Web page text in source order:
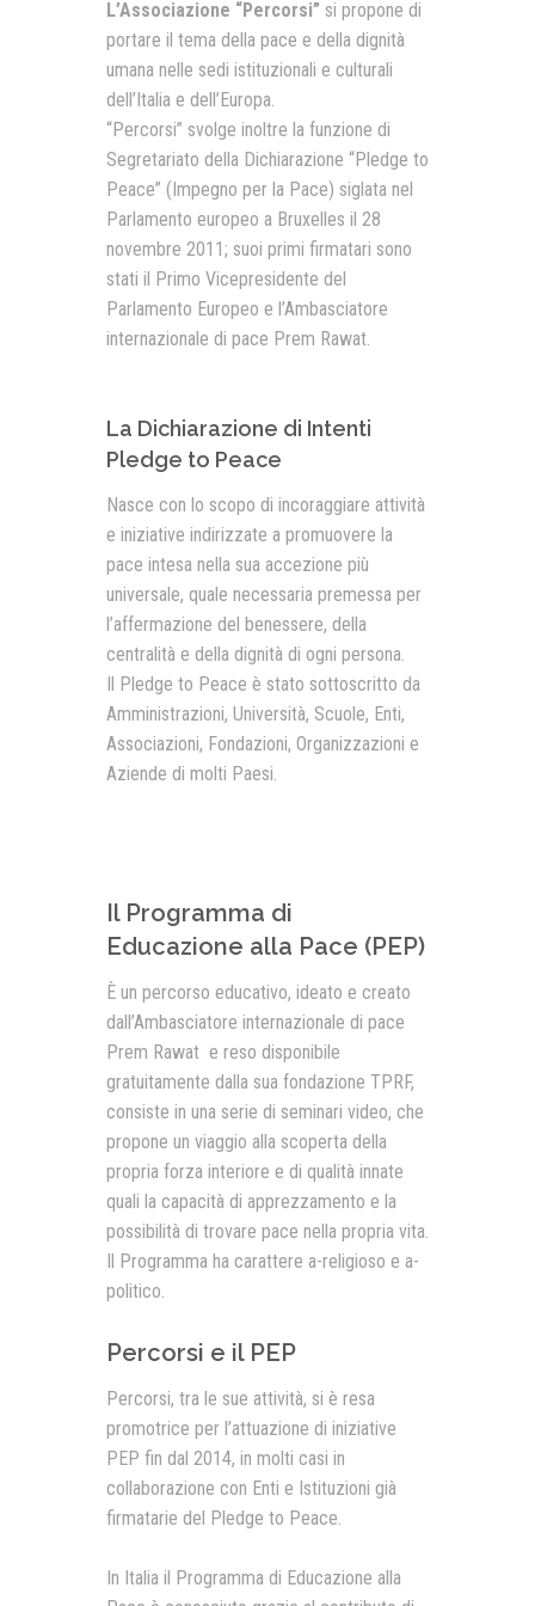
Presentazione video
Giornata Internazionale ONU
della Pace
PROGRAMMA DI EDUCAZIONE
ALLA PACE
MEDICINA PER LA PACE
L’Associazione “Percorsi” si propone di
portare il tema della pace e della dignità
umana nelle sedi istituzionali e culturali
dell’Italia e dell’Europa.
“Percorsi” svolge inoltre la funzione di
Segretariato della Dichiarazione “Pledge to
Peace” (Impegno per la Pace) siglata nel
Parlamento europeo a Bruxelles il 28
novembre 2011; suoi primi firmatari sono
stati il Primo Vicepresidente del
Parlamento Europeo e l’Ambasciatore
internazionale di pace Prem Rawat.
La Dichiarazione di Intenti
Pledge to Peace
Nasce con lo scopo di incoraggiare attività
e iniziative indirizzate a promuovere la
pace intesa nella sua accezione più
universale, quale necessaria premessa per
l’affermazione del benessere, della
centralità e della dignità di ogni persona.
Il Pledge to Peace è stato sottoscritto da
Amministrazioni, Università, Scuole, Enti,
Associazioni, Fondazioni, Organizzazioni e
Aziende di molti Paesi.
Il Programma di
Educazione alla Pace (PEP)
È un percorso educativo, ideato e creato
dall’Ambasciatore internazionale di pace
Prem Rawat e reso disponibile
gratuitamente dalla sua fondazione TPRF,
consiste in una serie di seminari video, che
propone un viaggio alla scoperta della
propria forza interiore e di qualità innate
quali la capacità di apprezzamento e la
possibilità di trovare pace nella propria vita.
Il Programma ha carattere a-religioso e a-
politico.
Percorsi e il PEP
Percorsi, tra le sue attività, si è resa
promotrice per l’attuazione di iniziative
PEP fin dal 2014, in molti casi in
collaborazione con Enti e Istituzioni già
firmatarie del Pledge to Peace.
In Italia il Programma di Educazione alla